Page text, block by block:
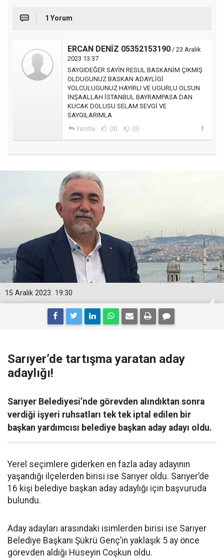
1 Yorum
ERCAN DENİZ 05352153190 / 23 Aralık
2023 13:37
SAYGIDEĞER SAYİN RESUL BASKANİM ÇIKMIŞ
OLDUGUNUZ BASKAN ADAYLİGİ
YOLCULUGUNUZ HAYIRLI VE UGURLU OLSUN
İNŞAALLAH İSTANBUL BAYRAMPASA DAN
KUCAK DOLUSU SELAM SEVGİ VE
SAYGILARIMLA
Yanıtla (0) (0)
19:30
15 Aralık 2023
Sarıyer’de tartışma yaratan aday
adaylığı!
Sarıyer Belediyesi’nde görevden alındıktan sonra
verdiği işyeri ruhsatları tek tek iptal edilen bir
başkan yardımcısı belediye başkan aday adayı oldu.
Yerel seçimlere giderken en fazla aday adayının
yaşandığı ilçelerden birisi ise Sarıyer oldu. Sarıyer’de
16 kişi belediye başkan aday adaylığı için başvuruda
bulundu.
Aday adayları arasındaki isimlerden birisi ise Sarıyer
Belediye Başkanı Şükrü Genç’in yaklaşık 5 ay önce
görevden aldığı Hüseyin Coşkun oldu.